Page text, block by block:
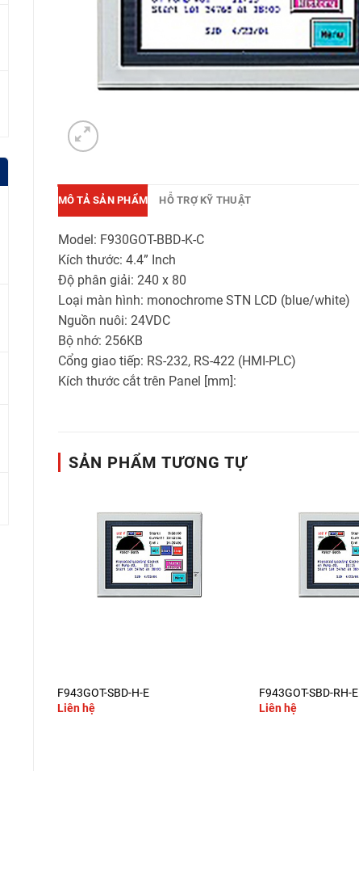
MÔ TẢ SẢN PHẨM HỖ TRỢ KỸ THUẬT
Model: F930GOT-BBD-K-C
Kích thước: 4.4” Inch
Độ phân giải: 240 x 80
Loại màn hình: monochrome STN LCD (blue/white)
Nguồn nuôi: 24VDC
Bộ nhớ: 256KB
Cổng giao tiếp: RS-232, RS-422 (HMI-PLC)
Kích thước cắt trên Panel [mm]:
SẢN PHẨM TƯƠNG TỰ
F943GOT-SBD-H-E
Liên hệ
F943GOT-SBD-RH-E
Liên hệ